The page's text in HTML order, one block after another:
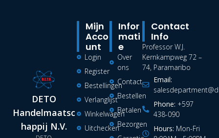
DETO
Handelmaatsc
happij N.V.
Infor
Mati
E
Over
ons
Contact
Bestellen
Betalen
Bezorgen
Mijn
Acco
Unt
Login
Register
Bestellingen
Verlanglijst
Winkelwagen
Uitchecken
Contact
Info
Professor W.J.
Kernkampweg 72 –
74, Paramaribo
Email:
Phone: +597
438-090
Hours: Mon-Fri